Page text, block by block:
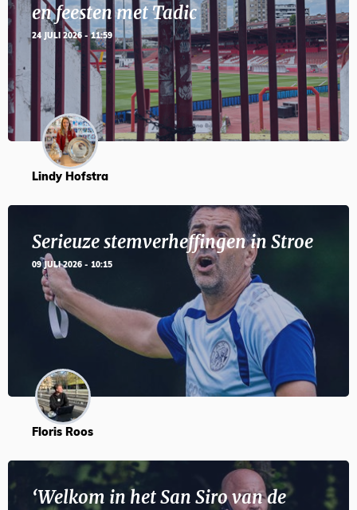
en feesten met Tadic
24 JULI 2026 - 11:59
Lindy Hofstra
Serieuze stemverheffingen in Stroe
09 JULI 2026 - 10:15
Floris Roos
‘Welkom in het San Siro van de